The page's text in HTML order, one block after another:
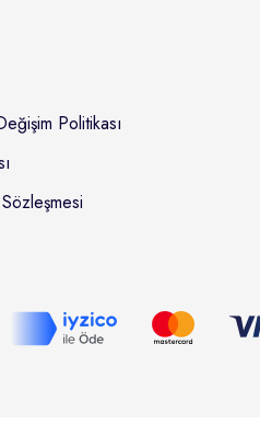
Politikası